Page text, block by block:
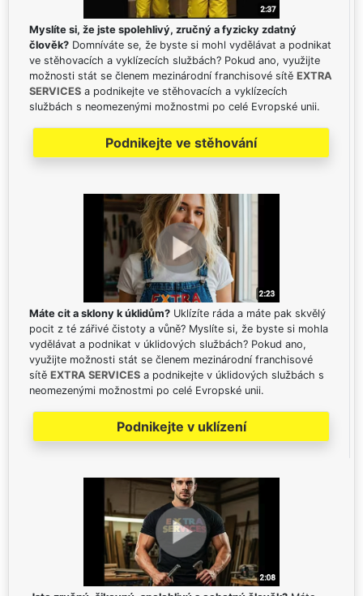
Myslíte si, že jste spolehlivý, zručný a fyzicky zdatný
člověk? Domníváte se, že byste si mohl vydělávat a podnikat
ve stěhovacích a vyklízecích službách? Pokud ano, využijte
možnosti stát se členem mezinárodní franchisové sítě EXTRA
SERVICES a podnikejte ve stěhovacích a vyklízecích
službách s neomezenými možnostmi po celé Evropské unii.
Podnikejte ve stěhování
Máte cit a sklony k úklidům? Uklízíte ráda a máte pak skvělý
pocit z té zářivé čistoty a vůně? Myslíte si, že byste si mohla
vydělávat a podnikat v úklidových službách? Pokud ano,
využijte možnosti stát se členem mezinárodní franchisové
sítě EXTRA SERVICES a podnikejte v úklidových službách s
neomezenými možnostmi po celé Evropské unii.
Podnikejte v uklízení